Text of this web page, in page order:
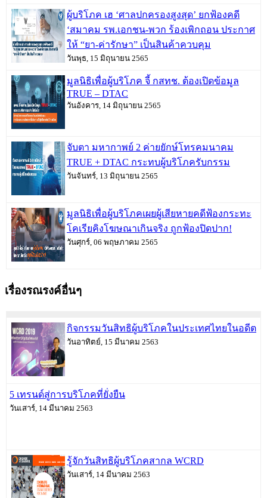
ผู้บริโภค เฮ ‘ศาลปกครองสูงสุด’ ยกฟ้องคดี
‘สมาคม รพ.เอกชน-พวก ร้องเพิกถอน ประกาศ
ให้ “ยา-ค่ารักษา” เป็นสินค้าควบคุม
วันพุธ, 15 มิถุนายน 2565
มูลนิธิเพื่อผู้บริโภค จี้ กสทช. ต้องเปิดข้อมูล
TRUE – DTAC
วันอังคาร, 14 มิถุนายน 2565
จับตา มหากาพย์ 2 ค่ายยักษ์โทรคมนาคม
TRUE + DTAC กระทบผู้บริโภครับกรรม
วันจันทร์, 13 มิถุนายน 2565
มูลนิธิเพื่อผู้บริโภคเผยผู้เสียหายคดีฟ้องกระทะ
โคเรียคิงโฆษณาเกินจริง ถูกฟ้องปิดปาก!
วันศุกร์, 06 พฤษภาคม 2565
เรื่องรณรงค์อื่นๆ
กิจกรรมวันสิทธิผู้บริโภคในประเทศไทยในอดีต
วันอาทิตย์, 15 มีนาคม 2563
5 เทรนด์สู่การบริโภคที่ยั่งยืน
วันเสาร์, 14 มีนาคม 2563
รู้จักวันสิทธิผู้บริโภคสากล WCRD
วันเสาร์, 14 มีนาคม 2563